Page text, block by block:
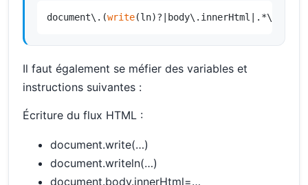
document\.(write
Il faut également se méfier des variables et
instructions suivantes :
Écriture du flux HTML :
document.write(…)
document.writeln(…)
document.body.innerHtml=…